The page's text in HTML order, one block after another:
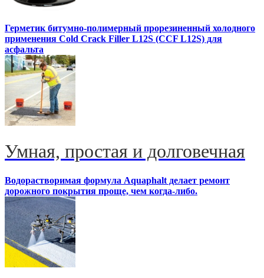
Герметик битумно-полимерный прорезиненный холодного
применения Cold Crack Filler L12S (ССF L12S) для
асфальта
Умная, простая и долговечная
Водорастворимая формула Aquaphalt делает ремонт
дорожного покрытия проще, чем когда-либо.